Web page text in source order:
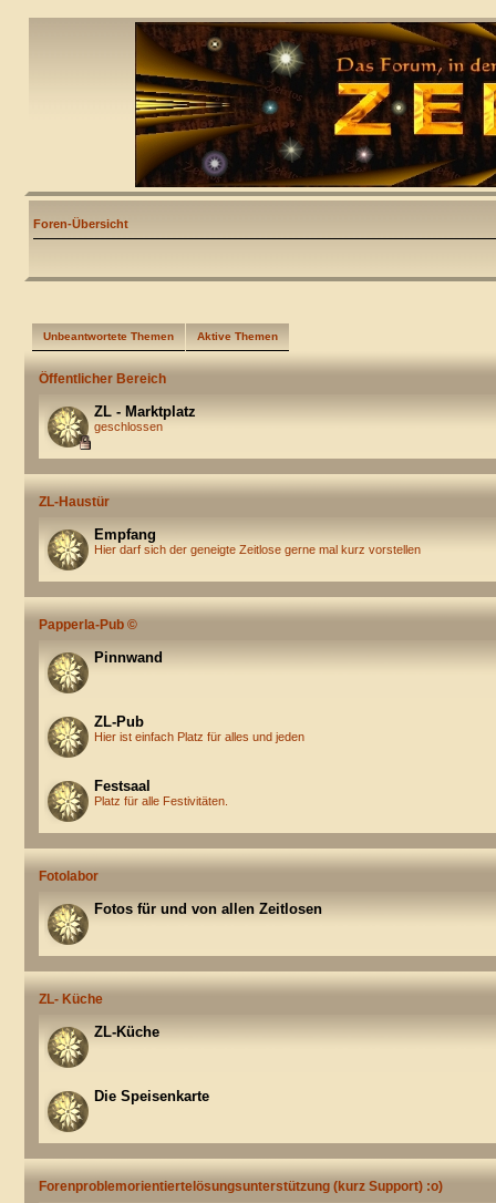
Foren-Übersicht
Unbeantwortete Themen Aktive Themen
Öffentlicher Bereich
ZL - Marktplatz
geschlossen
ZL-Haustür
Empfang
Hier darf sich der geneigte Zeitlose gerne mal kurz vorstellen
Papperla-Pub ©
Pinnwand
ZL-Pub
Hier ist einfach Platz für alles und jeden
Festsaal
Platz für alle Festivitäten.
Fotolabor
Fotos für und von allen Zeitlosen
ZL- Küche
ZL-Küche
Die Speisenkarte
Forenproblemorientiertelösungsunterstützung (kurz Support) :o)